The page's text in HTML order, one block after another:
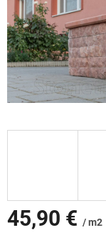
45,90 € / m2